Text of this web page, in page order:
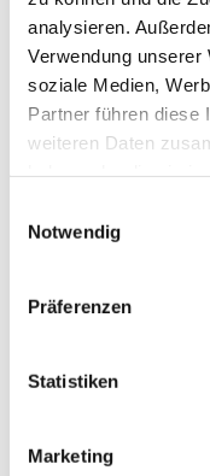
analysieren.
Verwendung
soziale Medien,
Partner führen diese
weiteren Daten
Notwendig
Präferenzen
Statistiken
Marketing
Dies